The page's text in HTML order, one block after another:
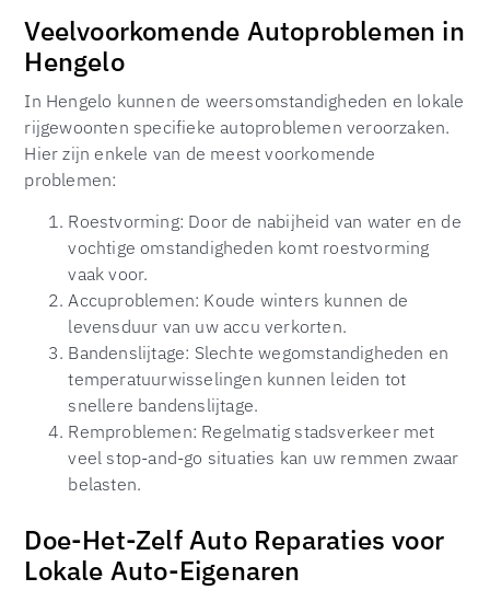
Veelvoorkomende Autoproblemen in
Hengelo
In Hengelo kunnen de weersomstandigheden en lokale
rijgewoonten specifieke autoproblemen veroorzaken.
Hier zijn enkele van de meest voorkomende
problemen:
Roestvorming: Door de nabijheid van water en de
vochtige omstandigheden komt roestvorming
vaak voor.
Accuproblemen: Koude winters kunnen de
levensduur van uw accu verkorten.
Bandenslijtage: Slechte wegomstandigheden en
temperatuurwisselingen kunnen leiden tot
snellere bandenslijtage.
Remproblemen: Regelmatig stadsverkeer met
veel stop-and-go situaties kan uw remmen zwaar
belasten.
Doe-Het-Zelf Auto Reparaties voor
Lokale Auto-Eigenaren